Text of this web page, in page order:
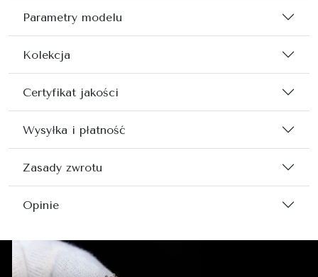
Parametry modelu
Kolekcja
Certyfikat jakości
Wysyłka i płatność
Zasady zwrotu
Opinie